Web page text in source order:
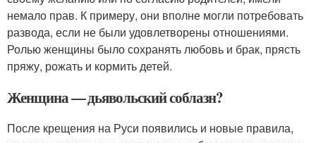
немало прав. К примеру, они вполне могли потребовать
развода, если не были удовлетворены отношениями.
Ролью женщины было сохранять любовь и брак, прясть
пряжу, рожать и кормить детей.
Женщина — дьявольский соблазн?
После крещения на Руси появились и новые правила,